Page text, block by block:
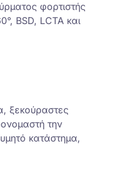
φορτιστής
BSD, LCTA και
ξεκούραστες
την
κατάστημα,